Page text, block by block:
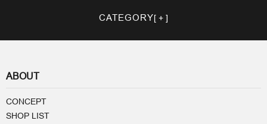
CATEGORY
ABOUT
CONCEPT
SHOP LIST